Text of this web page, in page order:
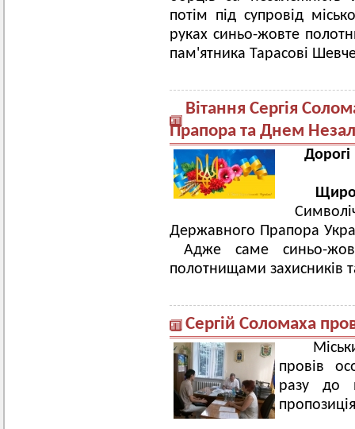
потім під супровід
руках синьо-жовте
пам'ятника Тарасові
Вітання Сергія
Прапора та Днем
Щиро
Державного Прапора
Адже саме синьо-
полотнищами захисників
Сергій Соломаха
провів
разу до